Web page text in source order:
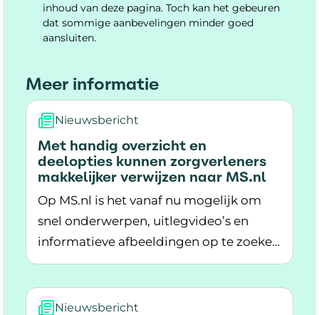
inhoud van deze pagina. Toch kan het gebeuren
dat sommige aanbevelingen minder goed
aansluiten.
Meer informatie
Nieuwsbericht
Met handig overzicht en
deelopties kunnen zorgverleners
makkelijker verwijzen naar MS.nl
Op MS.nl is het vanaf nu mogelijk om
snel onderwerpen, uitlegvideo’s en
informatieve afbeeldingen op te zoeken
om deze te delen met een patiënt via
verschillende deelopties eenvoudig om
Lees meer over Met handig overzicht en
Nieuwsbericht